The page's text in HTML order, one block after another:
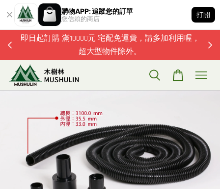
購物APP: 追蹤您的訂單
您信賴的商店
打開
即日起訂購 滿10000元 宅配免運費，請多加利用喔，
超大型物件除外。